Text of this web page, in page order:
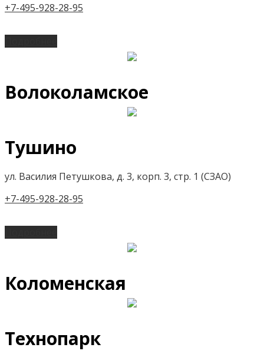
+7-495-928-28-95
Волоколамское
Тушино
ул. Василия Петушкова, д. 3, корп. 3, стр. 1 (СЗАО)
+7-495-928-28-95
Коломенская
Технопарк